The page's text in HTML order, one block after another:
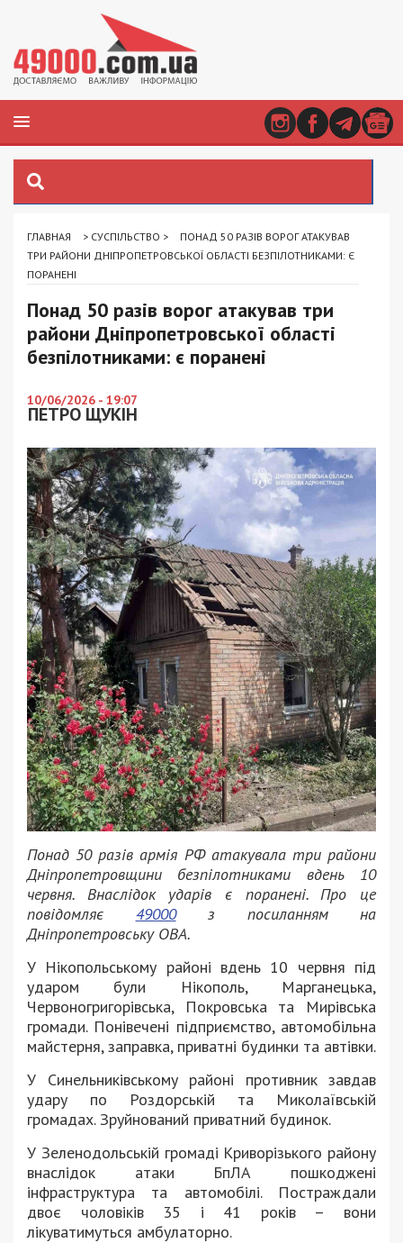
ГЛАВНАЯ > СУСПІЛЬСТВО >
ПОНАД 50 РАЗІВ ВОРОГ АТАКУВАВ
ТРИ РАЙОНИ ДНІПРОПЕТРОВСЬКОЇ ОБЛАСТІ БЕЗПІЛОТНИКАМИ: Є
ПОРАНЕНІ
Понад 50 разів ворог атакував три
райони Дніпропетровської області
безпілотниками: є поранені
10/06/2026 - 19:07
ПЕТРО ЩУКІН
Понад 50 разів армія РФ атакувала три райони
Дніпропетровщини безпілотниками вдень 10
червня. Внаслідок ударів є поранені. Про це
повідомляє 49000з посиланням на
Дніпропетровську ОВА.
У Нікопольському районі вдень 10 червня під
ударом були Нікополь, Марганецька,
Червоногригорівська, Покровська та Мирівська
громади. Понівечені підприємство, автомобільна
майстерня, заправка, приватні будинки та автівки.
У Синельниківському районі противник завдав
удару по Роздорській та Миколаївській
громадах. Зруйнований приватний будинок.
У Зеленодольській громаді Криворізького району
внаслідок атаки БпЛА пошкоджені
інфраструктура та автомобілі. Постраждали
двоє чоловіків 35 і 41 років – вони
лікуватимуться амбулаторно.